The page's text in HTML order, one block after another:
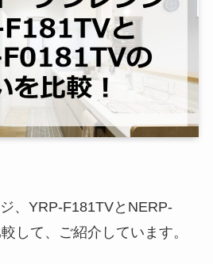
、YRP-F181TVとNERP-
して、ご紹介しています。